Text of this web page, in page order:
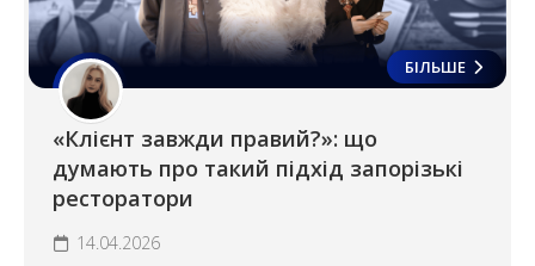
БІЛЬШЕ
«Клієнт завжди правий?»: що
думають про такий підхід запорізькі
ресторатори
14.04.2026